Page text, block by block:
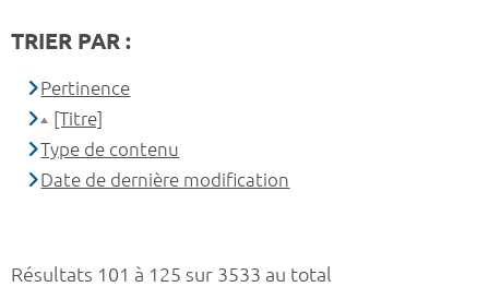
Résultats 101 à 125 sur 3533 au total
TRIER PAR :
Pertinence
[Titre]
Type de contenu
Date de dernière modification